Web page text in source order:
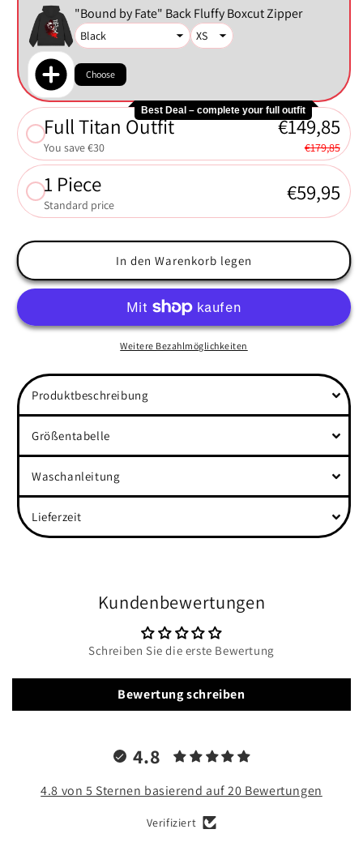
"Bound by Fate" Back Fluffy Boxcut Zipper
Choose
Best Deal – complete your full outfit
Full Titan Outfit
You save €30
€149,85
€179,85
1 Piece
Standard price
€59,95
In den Warenkorb legen
Weitere Bezahlmöglichkeiten
Produktbeschreibung
Größentabelle
Waschanleitung
Lieferzeit
Kundenbewertungen
Schreiben Sie die erste Bewertung
Bewertung schreiben
4.8
4.8 von 5 Sternen basierend auf 20 Bewertungen
Verifiziert